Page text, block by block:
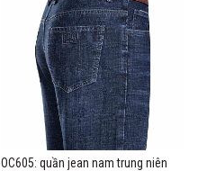
OC605: quần jean nam trung niên